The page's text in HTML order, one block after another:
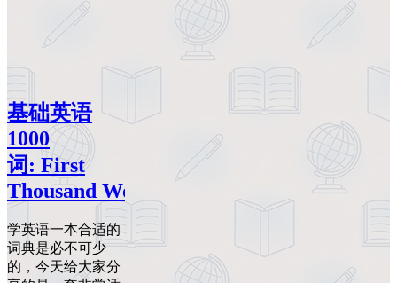
基础英语
1000
词: First
Thousand Words in English
学英语一本合适的
词典是必不可少
的，今天给大家分